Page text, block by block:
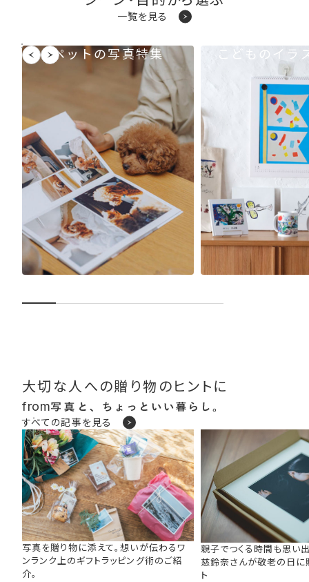
一覧を見る
ペットの写真特集 こどものイラ
大切な人への贈り物のヒントに
from
すべての記事を見る
写真を贈り物に添えて。想いが伝わるワ
ンランク上のギフトラッピング術のご紹
介。
親子でつくる時間も思い
慈鈴奈さんが敬老の日に
ト